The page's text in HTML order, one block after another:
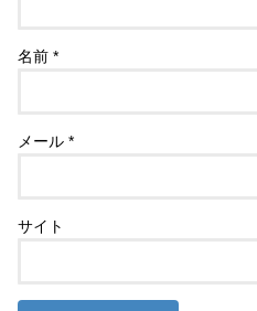
名前*
メール*
サイト